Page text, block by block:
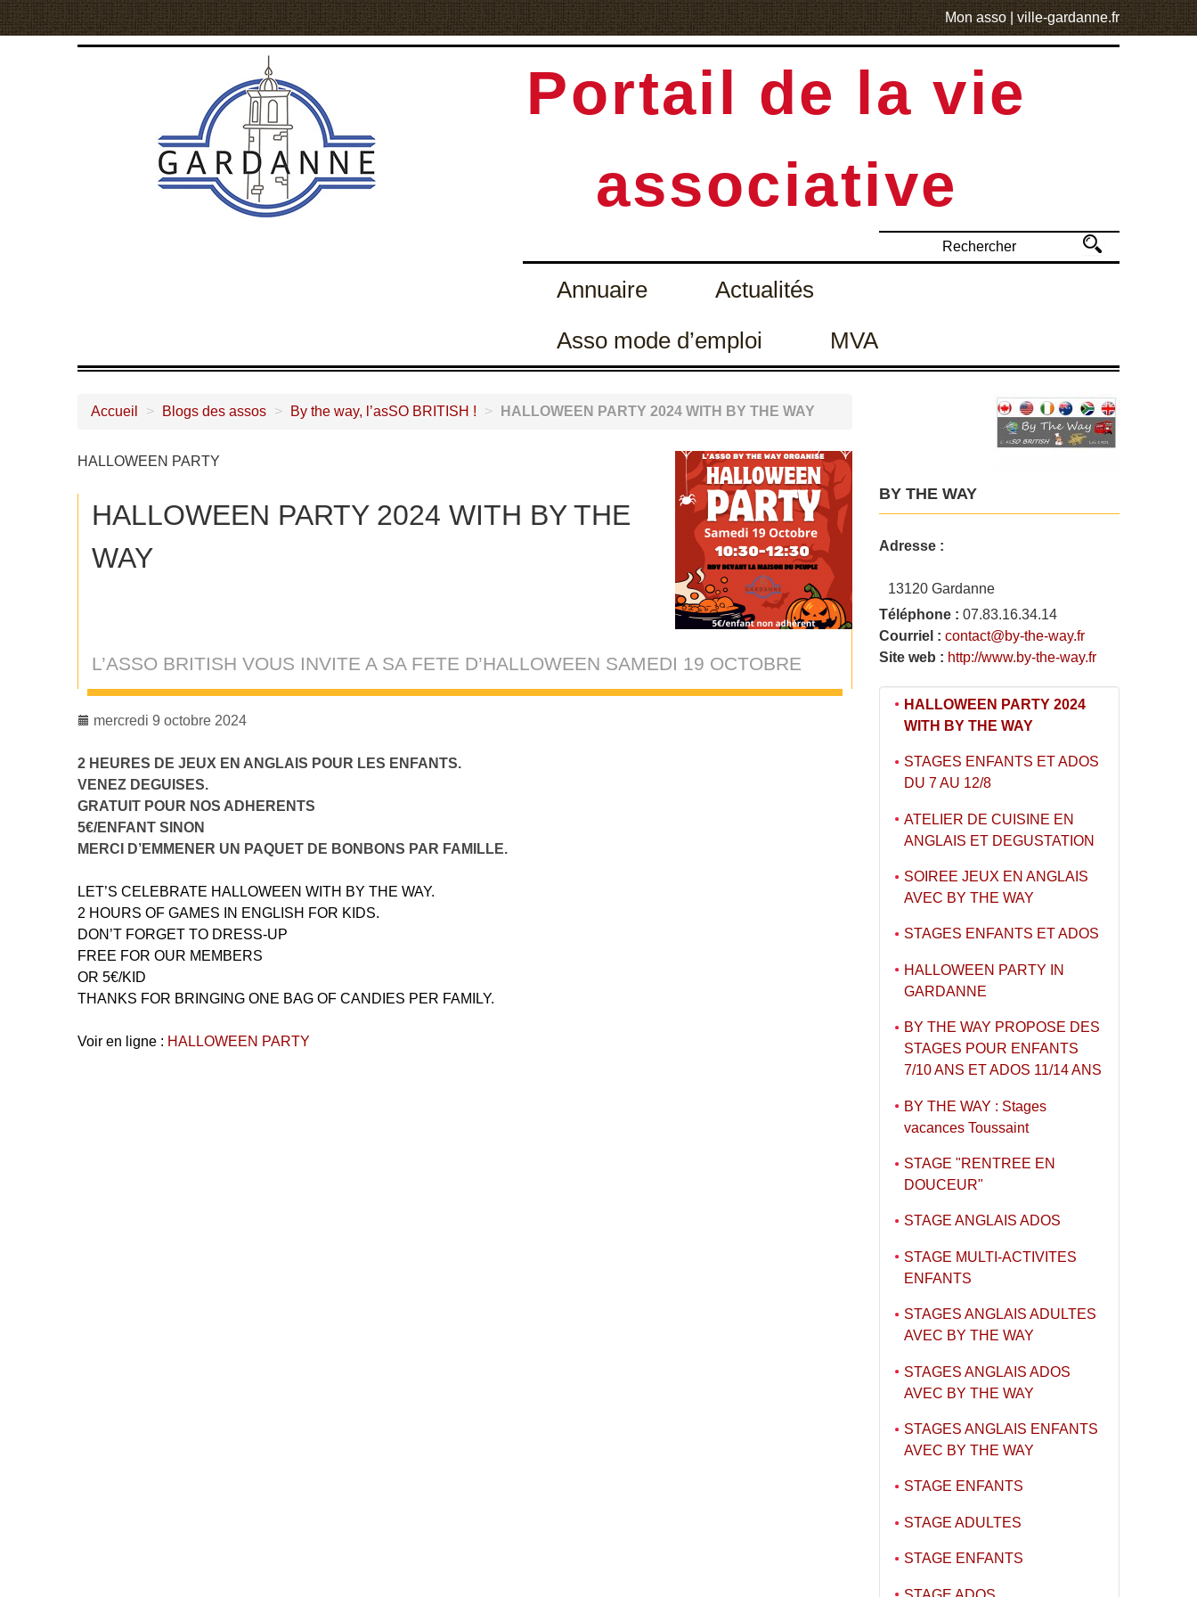
Mon asso| ville-gardanne.fr
Portail de la vie
associative
Annuaire Actualités
Asso mode d’emploi MVA
Accueil > Blogs des assos > By the way, l’asSO BRITISH ! > HALLOWEEN PARTY 2024 WITH BY THE WAY
HALLOWEEN PARTY
HALLOWEEN PARTY 2024 WITH BY THE
WAY
L’ASSO BRITISH VOUS INVITE A SA FETE D’HALLOWEEN SAMEDI 19 OCTOBRE
mercredi 9 octobre 2024
2 HEURES DE JEUX EN ANGLAIS POUR LES ENFANTS.
VENEZ DEGUISES.
GRATUIT POUR NOS ADHERENTS
5€/ENFANT SINON
MERCI D’EMMENER UN PAQUET DE BONBONS PAR FAMILLE.
LET’S CELEBRATE HALLOWEEN WITH BY THE WAY.
2 HOURS OF GAMES IN ENGLISH FOR KIDS.
DON’T FORGET TO DRESS-UP
FREE FOR OUR MEMBERS
OR 5€/KID
THANKS FOR BRINGING ONE BAG OF CANDIES PER FAMILY.
Voir en ligne : HALLOWEEN PARTY
BY THE WAY
Adresse :
13120 Gardanne
Téléphone : 07.83.16.34.14
Courriel : contact@by-the-way.fr
Site web : http://www.by-the-way.fr
HALLOWEEN PARTY 2024
WITH BY THE WAY
STAGES ENFANTS ET ADOS
DU 7 AU 12/8
ATELIER DE CUISINE EN
ANGLAIS ET DEGUSTATION
SOIREE JEUX EN ANGLAIS
AVEC BY THE WAY
STAGES ENFANTS ET ADOS
HALLOWEEN PARTY IN
GARDANNE
BY THE WAY PROPOSE DES
STAGES POUR ENFANTS
7/10 ANS ET ADOS 11/14 ANS
BY THE WAY : Stages
vacances Toussaint
STAGE "RENTREE EN
DOUCEUR"
STAGE ANGLAIS ADOS
STAGE MULTI-ACTIVITES
ENFANTS
STAGES ANGLAIS ADULTES
AVEC BY THE WAY
STAGES ANGLAIS ADOS
AVEC BY THE WAY
STAGES ANGLAIS ENFANTS
AVEC BY THE WAY
STAGE ENFANTS
STAGE ADULTES
STAGE ENFANTS